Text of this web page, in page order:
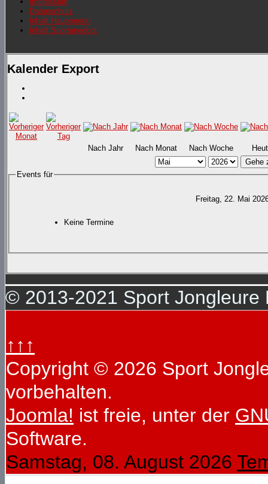
Datenschutz
Inhalt Hauptmenü
Inhalt Sportangebot
Kalender Export
Nach Jahr Nach Monat Nach Woche
Gehe
Events für
Freitag, 22. Mai
Keine Termine
© 2013-2021 Sport Jongleure
↑↑↑
Copyright © 2026 Sport
vorbehalten.
Joomla! ist freie, unter der
Software.
Samstag, 08. August 2026